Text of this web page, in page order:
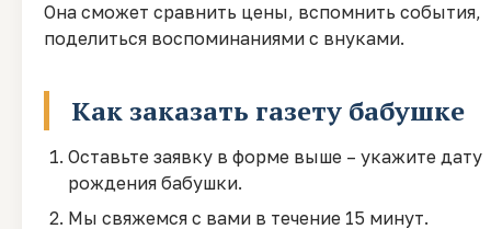
Она сможет сравнить цены, вспомнить события,
поделиться воспоминаниями с внуками.
Как заказать газету бабушке
Оставьте заявку в форме выше – укажите дату
рождения бабушки.
Мы свяжемся с вами в течение 15 минут.